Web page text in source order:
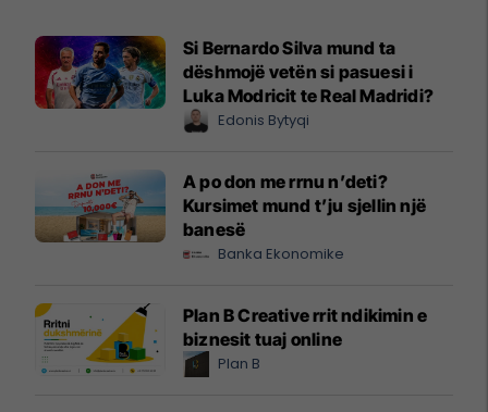
Si Bernardo Silva mund ta
dëshmojë vetën si pasuesi i
Luka Modricit te Real Madridi?
Edonis Bytyqi
A po don me rrnu n’deti?
Kursimet mund t’ju sjellin një
banesë
Banka Ekonomike
Plan B Creative rrit ndikimin e
biznesit tuaj online
Plan B